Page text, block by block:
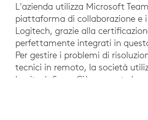
L'azienda utilizza Microsoft
piattaforma di collaborazione e
Logitech, grazie alla
perfettamente integrati in
Per gestire i problemi di
tecnici in remoto, la società
Logitech Sync. Ciò consente